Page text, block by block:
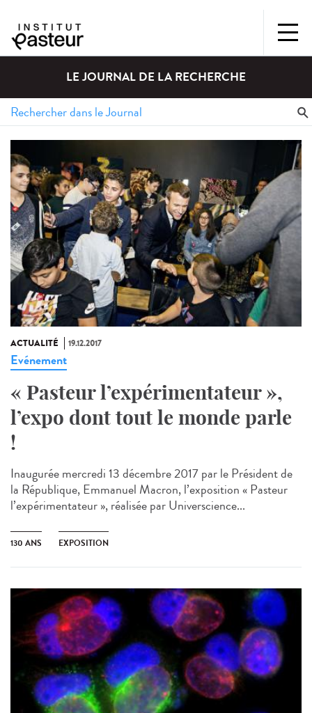
LE JOURNAL DE LA RECHERCHE
ACTUALITÉ 19.12.2017
Evénement
« Pasteur l’expérimentateur »,
l’expo dont tout le monde parle
!
Inaugurée mercredi 13 décembre 2017 par le Président de
la République, Emmanuel Macron, l’exposition « Pasteur
l’expérimentateur », réalisée par Universcience...
130 ANS EXPOSITION